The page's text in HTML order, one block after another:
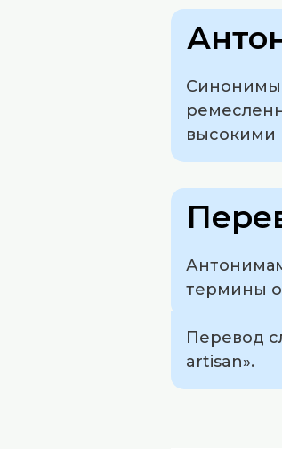
Синонимы
высокими
термины
Перевод
artisan».